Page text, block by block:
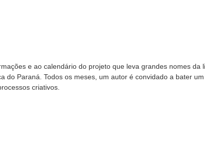
e ao calendário do projeto que leva grandes nomes da
do Paraná. Todos os meses, um autor é convidado a bater
criativos.